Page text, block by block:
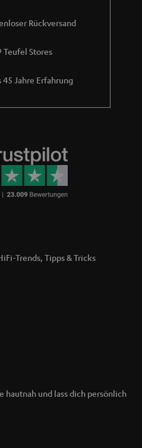
Rückversand
Teufel Stores
45 Jahre Erfahrung
Trends, Tipps & Tricks
hautnah und lass dich persönlich